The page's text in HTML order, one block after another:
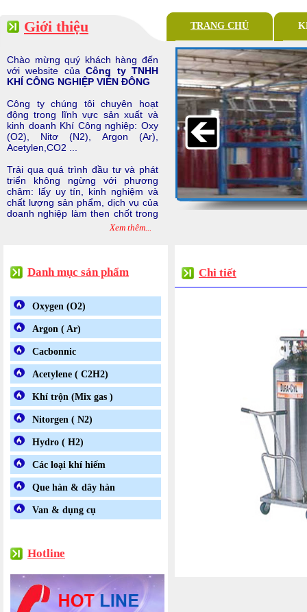
Giới thiệu
Chào mừng quý khách hàng đến
với website củaCông ty TNHH
KHÍ CÔNG NGHIỆP VIỄN ĐÔNG
Công ty chúng tôi chuyên hoạt
động trong lĩnh vực sản xuất và
kinh doanh Khí Công nghiệp: Oxy
(O2), Nitơ (N2), Argon (Ar),
Acetylen,CO2 ...
Trải qua quá trình đầu tư và phát
triển không ngừng với phương
châm: lấy uy tín, kinh nghiệm và
chất lượng sản phẩm, dịch vụ của
doanh nghiệp làm then chốt trong
cạnh tranh, đã và đang phát triển
Xem thêm...
TRANG CHỦ
Danh mục sản phẩm
Oxygen (O2)
Argon ( Ar)
Cacbonnic
Acetylene ( C2H2)
Khí trộn (Mix gas )
Nitorgen ( N2)
Hydro ( H2)
Các loại khí hiếm
Que hàn & dây hàn
Van & dụng cụ
Hotline
Chi tiết